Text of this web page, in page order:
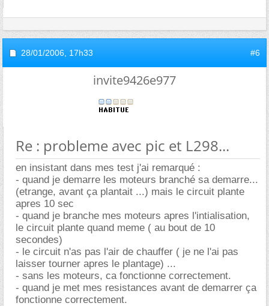
28/01/2006, 17h33 #6
invite9426e977
Re : probleme avec pic et L298...
en insistant dans mes test j'ai remarqué :
- quand je demarre les moteurs branché sa demarre...
(etrange, avant ça plantait ...) mais le circuit plante
apres 10 sec
- quand je branche mes moteurs apres l'intialisation,
le circuit plante quand meme ( au bout de 10
secondes)
- le circuit n'as pas l'air de chauffer ( je ne l'ai pas
laisser tourner apres le plantage) ...
- sans les moteurs, ca fonctionne correctement.
- quand je met mes resistances avant de demarrer ça
fonctionne correctement.